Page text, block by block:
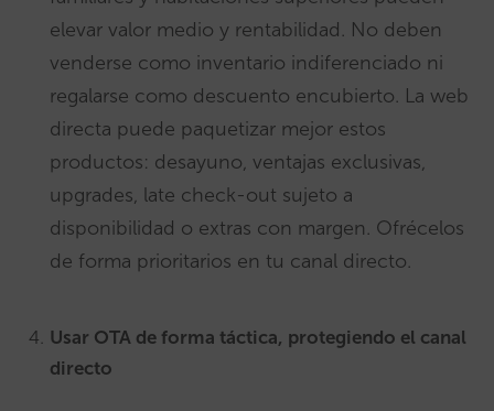
elevar valor medio y rentabilidad. No deben
venderse como inventario indiferenciado ni
regalarse como descuento encubierto. La web
directa puede paquetizar mejor estos
productos: desayuno, ventajas exclusivas,
upgrades, late check-out sujeto a
disponibilidad o extras con margen. Ofrécelos
de forma prioritarios en tu canal directo.
Usar OTA de forma táctica, protegiendo el canal
directo